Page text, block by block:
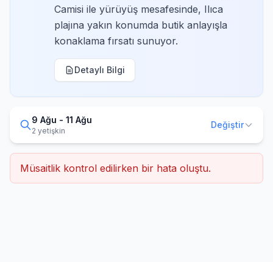
Camisi ile yürüyüş mesafesinde, Ilıca
plajına yakın konumda butik anlayışla
konaklama fırsatı sunuyor.
Detaylı Bilgi
9 Ağu - 11 Ağu
2 yetişkin
Değiştir
Müsaitlik kontrol edilirken bir hata oluştu.